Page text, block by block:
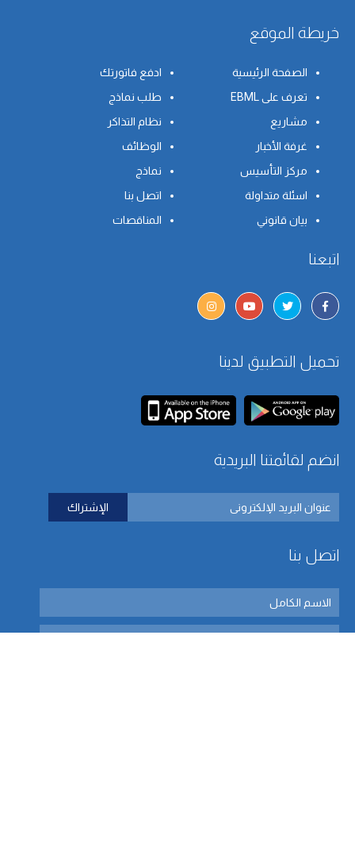
خريطة الموقع
الصفحة الرئيسية
ادفع فاتورتك
تعرف على EBML
طلب نماذج
مشاريع
نظام التذاكر
غرفة الأخبار
الوظائف
مركز التأسيس
نماذج
اسئلة متداولة
اتصل بنا
بيان قانوني
المناقصات
اتبعنا
تحميل التطبيق لدينا
انضم لقائمتنا البريدية
اتصل بنا